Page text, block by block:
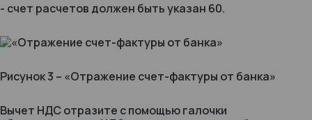
- счет расчетов должен быть указан 60.
Рисунок 3 – «Отражение счет-фактуры от банка»
Вычет НДС отразите с помощью галочки